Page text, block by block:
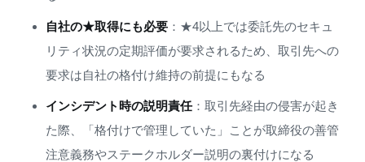
自社の★取得にも必要 ：★4以上では委託先のセキュ
リティ状況の定期評価が要求されるため、取引先への
要求は自社の格付け維持の前提にもなる
インシデント時の説明責任：取引先経由の侵害が起き
た際、「格付けで管理していた」ことが取締役の善管
注意義務やステークホルダー説明の裏付けになる